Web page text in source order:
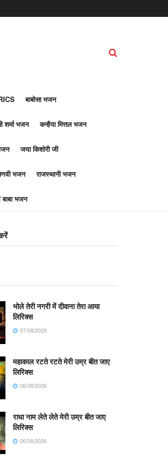
बाबोसा भजन
शर्मा भजन कन्हैया मित्तल भजन
जया किशोरी जी
भजन राजस्थानी भजन
बाबा भजन
भोले तेरी नगरी में दीवाना तेरा आया
लिरिक्स
07/08/2026
महाकाल रटते रटते मेरी उम्र बीत जाए
लिरिक्स
06/08/2026
राधा नाम लेते लेते मेरी उम्र बीत जाए
लिरिक्स
06/08/2026